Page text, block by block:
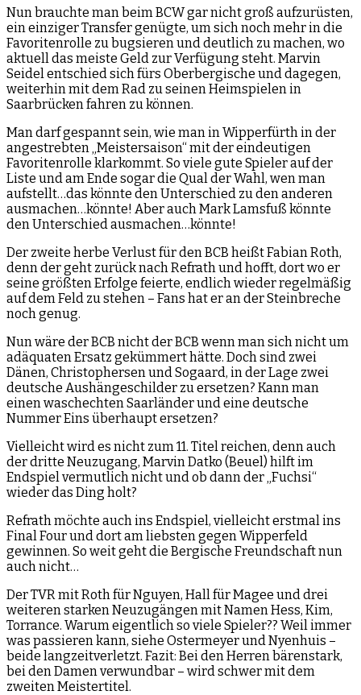
Nun brauchte man beim BCW gar nicht groß aufzurüsten,
ein einziger Transfer genügte, um sich noch mehr in die
Favoritenrolle zu bugsieren und deutlich zu machen, wo
aktuell das meiste Geld zur Verfügung steht. Marvin
Seidel entschied sich fürs Oberbergische und dagegen,
weiterhin mit dem Rad zu seinen Heimspielen in
Saarbrücken fahren zu können.
Man darf gespannt sein, wie man in Wipperfürth in der
angestrebten „Meistersaison“ mit der eindeutigen
Favoritenrolle klarkommt. So viele gute Spieler auf der
Liste und am Ende sogar die Qual der Wahl, wen man
aufstellt…das könnte den Unterschied zu den anderen
ausmachen…könnte! Aber auch Mark Lamsfuß könnte
den Unterschied ausmachen…könnte!
Der zweite herbe Verlust für den BCB heißt Fabian Roth,
denn der geht zurück nach Refrath und hofft, dort wo er
seine größten Erfolge feierte, endlich wieder regelmäßig
auf dem Feld zu stehen – Fans hat er an der Steinbreche
noch genug.
Nun wäre der BCB nicht der BCB wenn man sich nicht um
adäquaten Ersatz gekümmert hätte. Doch sind zwei
Dänen, Christophersen und Sogaard, in der Lage zwei
deutsche Aushängeschilder zu ersetzen? Kann man
einen waschechten Saarländer und eine deutsche
Nummer Eins überhaupt ersetzen?
Vielleicht wird es nicht zum 11. Titel reichen, denn auch
der dritte Neuzugang, Marvin Datko (Beuel) hilft im
Endspiel vermutlich nicht und ob dann der „Fuchsi“
wieder das Ding holt?
Refrath möchte auch ins Endspiel, vielleicht erstmal ins
Final Four und dort am liebsten gegen Wipperfeld
gewinnen. So weit geht die Bergische Freundschaft nun
auch nicht…
Der TVR mit Roth für Nguyen, Hall für Magee und drei
weiteren starken Neuzugängen mit Namen Hess, Kim,
Torrance. Warum eigentlich so viele Spieler?? Weil immer
was passieren kann, siehe Ostermeyer und Nyenhuis –
beide langzeitverletzt. Fazit: Bei den Herren bärenstark,
bei den Damen verwundbar – wird schwer mit dem
zweiten Meistertitel.